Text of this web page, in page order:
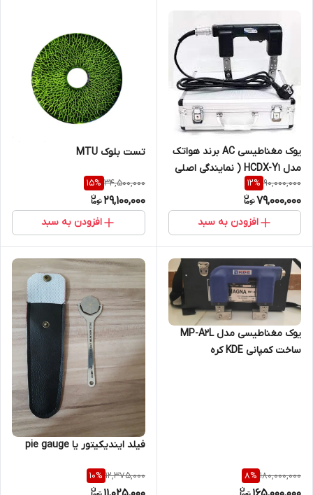
یوک مغناطیسی AC برند هواتک
مدل HCDX-Y1 ( نمایندگی اصلی
جوش آزما تجهیز 09120741826)
90,000,000
12%
79,000,000
افزودن به سبد
تست بلوک MTU
34,500,000
15%
29,100,000
افزودن به سبد
یوک مغناطیسی مدل MP-A2L
ساخت کمپانی KDE کره
180,000,000
8%
فیلد ایندیکیتور یا pie gauge
12,375,000
10%